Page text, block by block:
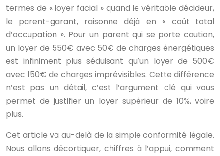
termes de « loyer facial » quand le véritable décideur,
le parent-garant, raisonne déjà en « coût total
d’occupation ». Pour un parent qui se porte caution,
un loyer de 550€ avec 50€ de charges énergétiques
est infiniment plus séduisant qu’un loyer de 500€
avec 150€ de charges imprévisibles. Cette différence
n’est pas un détail, c’est l’argument clé qui vous
permet de justifier un loyer supérieur de 10%, voire
plus.
Cet article va au-delà de la simple conformité légale.
Nous allons décortiquer, chiffres à l’appui, comment